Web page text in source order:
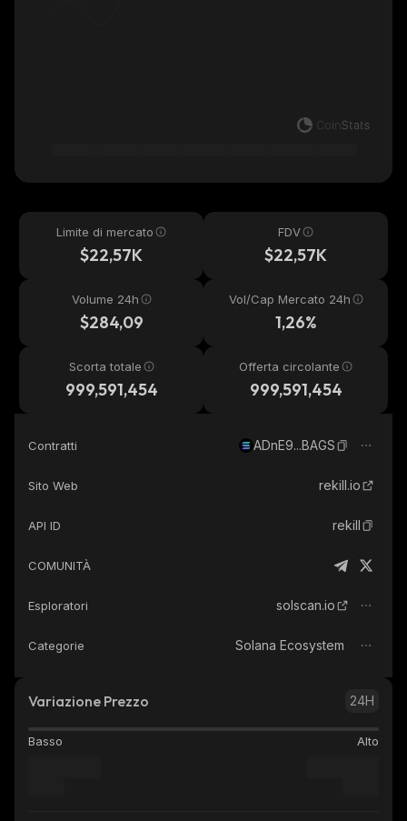
Limite di mercato
$22,57K
FDV
$22,57K
Volume 24h
$284,09
Vol/Cap Mercato 24h
1,26%
Scorta totale
999,591,454
Offerta circolante
999,591,454
Contratti ADnE9...BAGS
Sito Web rekill.io
API ID rekill
COMUNITÀ
Esploratori solscan.io
Categorie Solana Ecosystem
Variazione Prezzo 24H
Basso Alto